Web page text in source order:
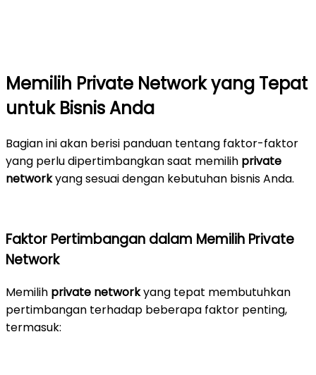
Memilih Private Network yang Tepat
untuk Bisnis Anda
Bagian ini akan berisi panduan tentang faktor-faktor
yang perlu dipertimbangkan saat memilih private
networkyang sesuai dengan kebutuhan bisnis Anda.
Faktor Pertimbangan dalam Memilih Private
Network
Memilih private networkyang tepat membutuhkan
pertimbangan terhadap beberapa faktor penting,
termasuk: